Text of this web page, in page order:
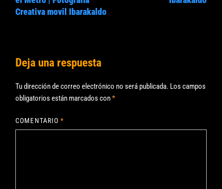
Creativa movil Ibarakaldo
Deja una respuesta
Tu dirección de correo electrónico no será publicada. Los campos
obligatorios están marcados con*
COMENTARIO*